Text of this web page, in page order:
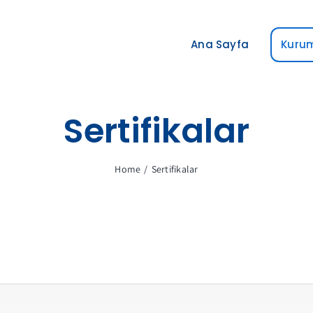
Ana Sayfa
Sertifikalar
Home Sertifikalar